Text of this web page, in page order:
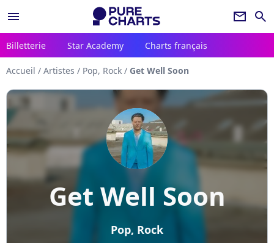
menu newsletter search
Billetterie Star Academy Charts français
Accueil / Artistes / Pop, Rock / Get Well Soon
Get Well Soon
Pop, Rock